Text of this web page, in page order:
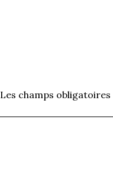
Les champs